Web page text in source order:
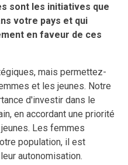
sont les initiatives que
votre pays et qui
en faveur de ces
mais permettez-
et les jeunes. Notre
d'investir dans le
en accordant une priorité
Les femmes
population, il est
autonomisation.